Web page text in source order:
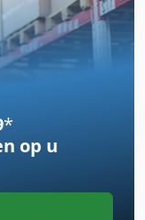
*
op u